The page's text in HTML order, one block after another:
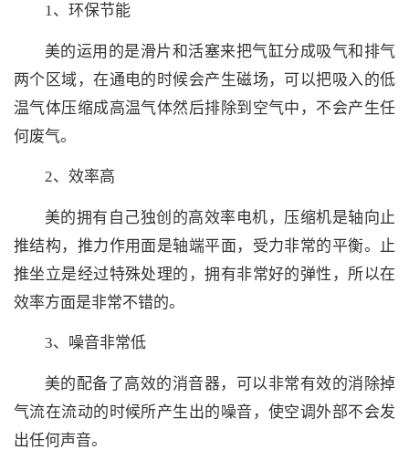
1、环保节能
美的运用的是滑片和活塞来把气缸分成吸气和排气
两个区域，在通电的时候会产生磁场，可以把吸入的低
温气体压缩成高温气体然后排除到空气中，不会产生任
何废气。
2、效率高
美的拥有自己独创的高效率电机，压缩机是轴向止
推结构，推力作用面是轴端平面，受力非常的平衡。止
推坐立是经过特殊处理的，拥有非常好的弹性，所以在
效率方面是非常不错的。
3、噪音非常低
美的配备了高效的消音器，可以非常有效的消除掉
气流在流动的时候所产生出的噪音，使空调外部不会发
出任何声音。